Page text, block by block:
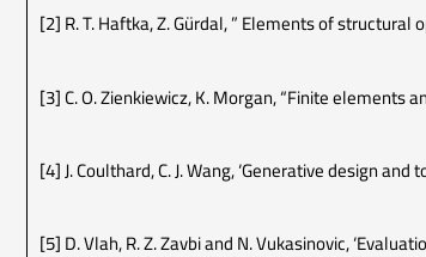
[2] R. T. Haftka, Z. Gürdal, ” Elements of
[3] C. O. Zienkiewicz, K. Morgan, “Finite
[4] J. Coulthard, C. J. Wang, ‘Generative design
[5] D. Vlah, R. Z. Zavbi and N. Vukasinovic,